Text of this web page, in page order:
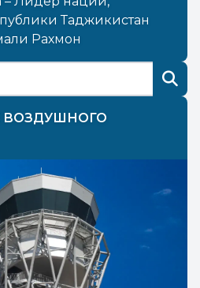
Таджикистан
Рахмон